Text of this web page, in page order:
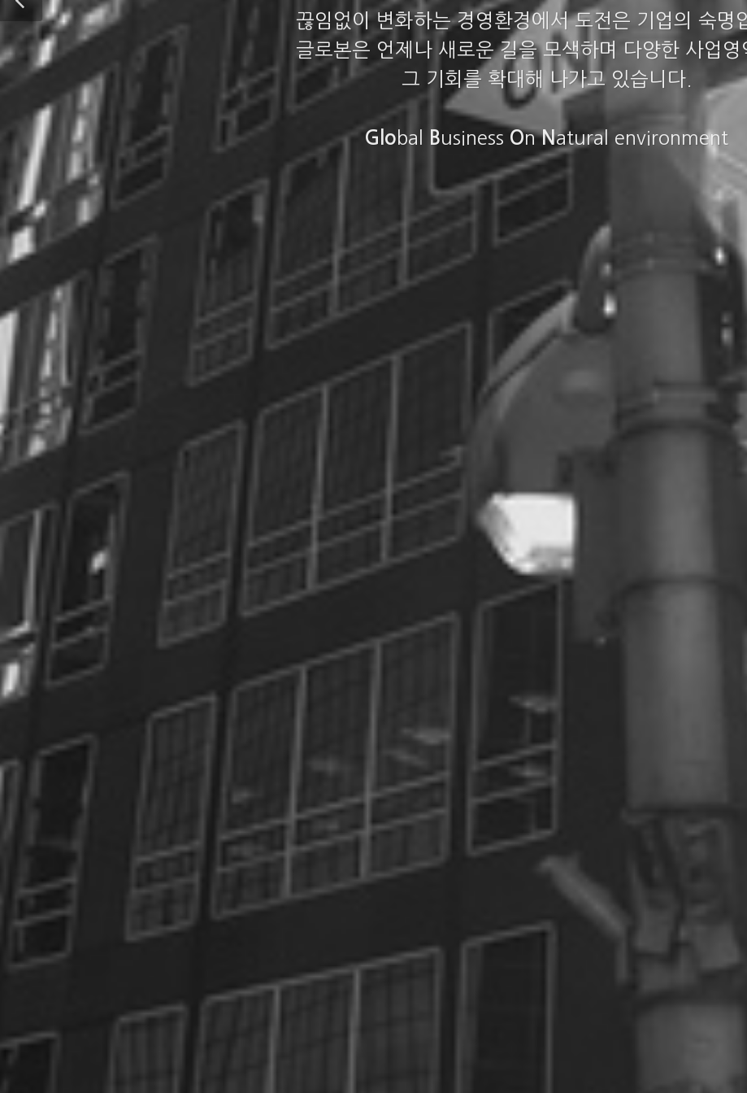
끊임없이 변화하는 경영환경에서 도전은 기업의 숙명
글로본은 언제나 새로운 길을 모색하며 다양한 사업영
그 기회를 확대해 나가고 있습니다.
Global Business OnNatural environment